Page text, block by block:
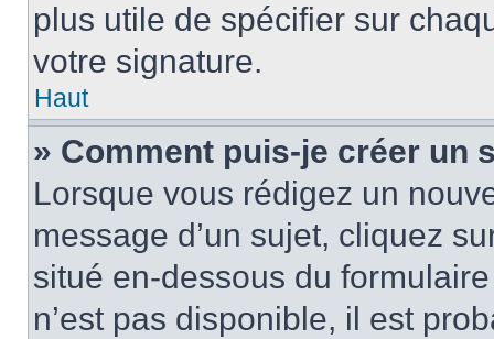
plus utile de spécifier sur
votre signature.
Haut
» Comment puis-je créer un
Lorsque vous rédigez un
message d’un sujet, cliquez
situé en-dessous du
n’est pas disponible, il est